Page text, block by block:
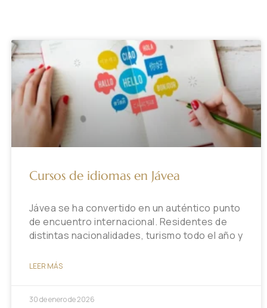
Cursos de idiomas en Jávea
Jávea se ha convertido en un auténtico punto
de encuentro internacional. Residentes de
distintas nacionalidades, turismo todo el año y
LEER MÁS
30 de enero de 2026